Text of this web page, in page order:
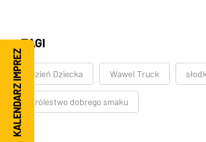
TAGI
Dzień Dziecka Wawel Truck
Królestwo dobrego smaku
KALENDARZ IMPREZ